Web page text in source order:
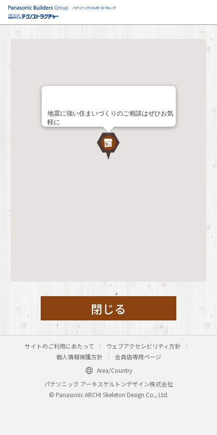
地震に強い住まいづくりのご相談はぜひお気
軽に
閉じる
サイトのご利用にあたって
ウェブアクセシビリティ方針
個人情報保護方針
会員店専用ページ
Area/Country
パナソニック アーキスケルトンデザイン株式会社
© Panasonic ARCHI Skeleton Design Co., Ltd.